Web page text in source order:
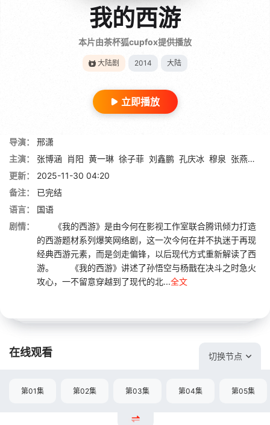
我的西游
本片由茶杯狐cupfox提供播放
大陆剧 2014 大陆
立即播放
导演：
邢潇
主演：
张博涵 肖阳 黄一琳 徐子菲 刘鑫鹏 孔庆冰 穆泉 张燕妮
更新：
2025-11-30 04:20
备注：
已完结
语言：
国语
剧情：
《我的西游》是由今何在影视工作室联合腾讯倾力打造
的西游题材系列爆笑网络剧，这一次今何在并不执迷于再现
经典西游元素，而是剑走偏锋，以后现代方式重新解读了西
游。 《我的西游》讲述了孙悟空与杨戬在决斗之时急火
攻心，一不留意穿越到了现代的北...全文
在线观看 切换节点
第01集 第02集 第03集 第04集 第05集